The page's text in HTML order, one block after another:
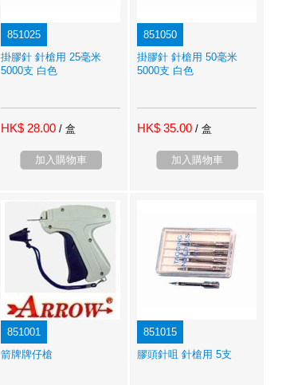
851025
掛膠針 針槍用 25毫米
5000支 白色
HK$ 28.00 / 盒
加入購物車
851050
掛膠針 針槍用 50毫米
5000支 白色
HK$ 35.00 / 盒
加入購物車
851001
箭牌牌仔槍
851015
膠頭針咀 針槍用 5支